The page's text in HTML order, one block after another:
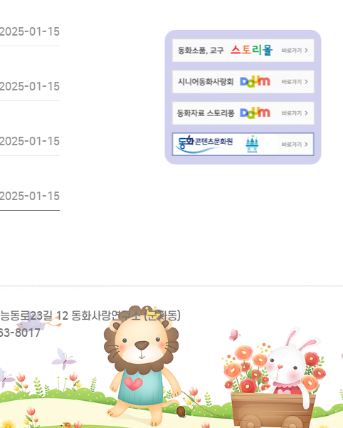
2025-01-15
2025-01-15
2025-01-15
2025-01-15
동로23길 12 동화사랑연구소 (군자동)
8017